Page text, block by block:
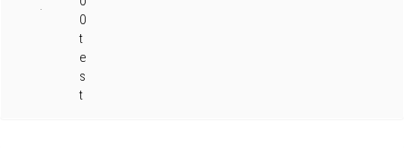
0
t
e
s
t